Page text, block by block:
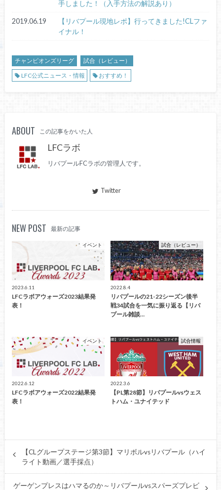
手しました！（入手方法の解説あり）
2019.06.19
【リバプール現地レポ】行ってきました!CLファ
イナル！
チャンピオンズリーグ
試合（レビュー）
LFC公式ニュース・情報
おすすめ！
ABOUT この記事をかいた人
LFCラボ
リバプールFCラボの管理人です。
Twitter
NEW POST 最新の記事
イベント
2023.6.11
LFCラボアウォーズ2023結果発
表！
試合（レビュー）
2022.8.4
リバプールの21-22シーズン後半
戦34試合を一気に振り返る【リバ
プール雑談…
イベント
2022.6.12
LFCラボアウォーズ2022結果発
表！
試合情報
2022.3.6
【PL第28節】リバプールvsウェス
トハム・ユナイテッド
【CLグループステージ第3節】マリボルvsリバプール（ハイ
ライト動画／選手採点）
ゲーゲンプレスはハマるのか～リバプールvsスパーズプレビ